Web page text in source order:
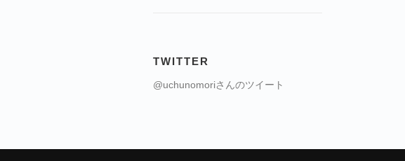
TWITTER
@uchunomoriさんのツイート